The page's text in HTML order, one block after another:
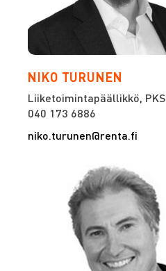
NIKO TURUNEN
Liiketoimintapäällikkö, PKS
040 173 6886
niko.turunen@renta.fi